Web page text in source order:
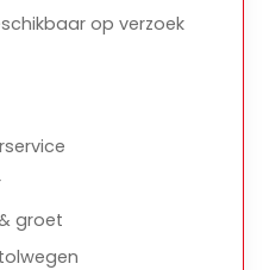
op verzoek
groet